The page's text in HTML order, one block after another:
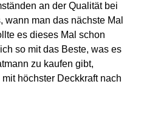
an der Qualität bei
wann man das nächste Mal
es dieses Mal schon
so mit das Beste, was es
zu kaufen gibt,
höchster Deckkraft nach